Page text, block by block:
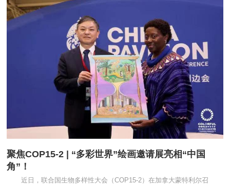
聚焦COP15-2 | “多彩世界”绘画邀请展亮相“中国
角”！
近日，联合国生物多样性大会（COP15-2）在加拿大蒙特利尔召